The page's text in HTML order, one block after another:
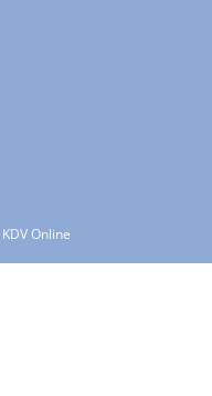
KDV Online